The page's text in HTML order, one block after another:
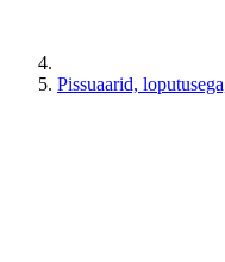
Pissuaarid,